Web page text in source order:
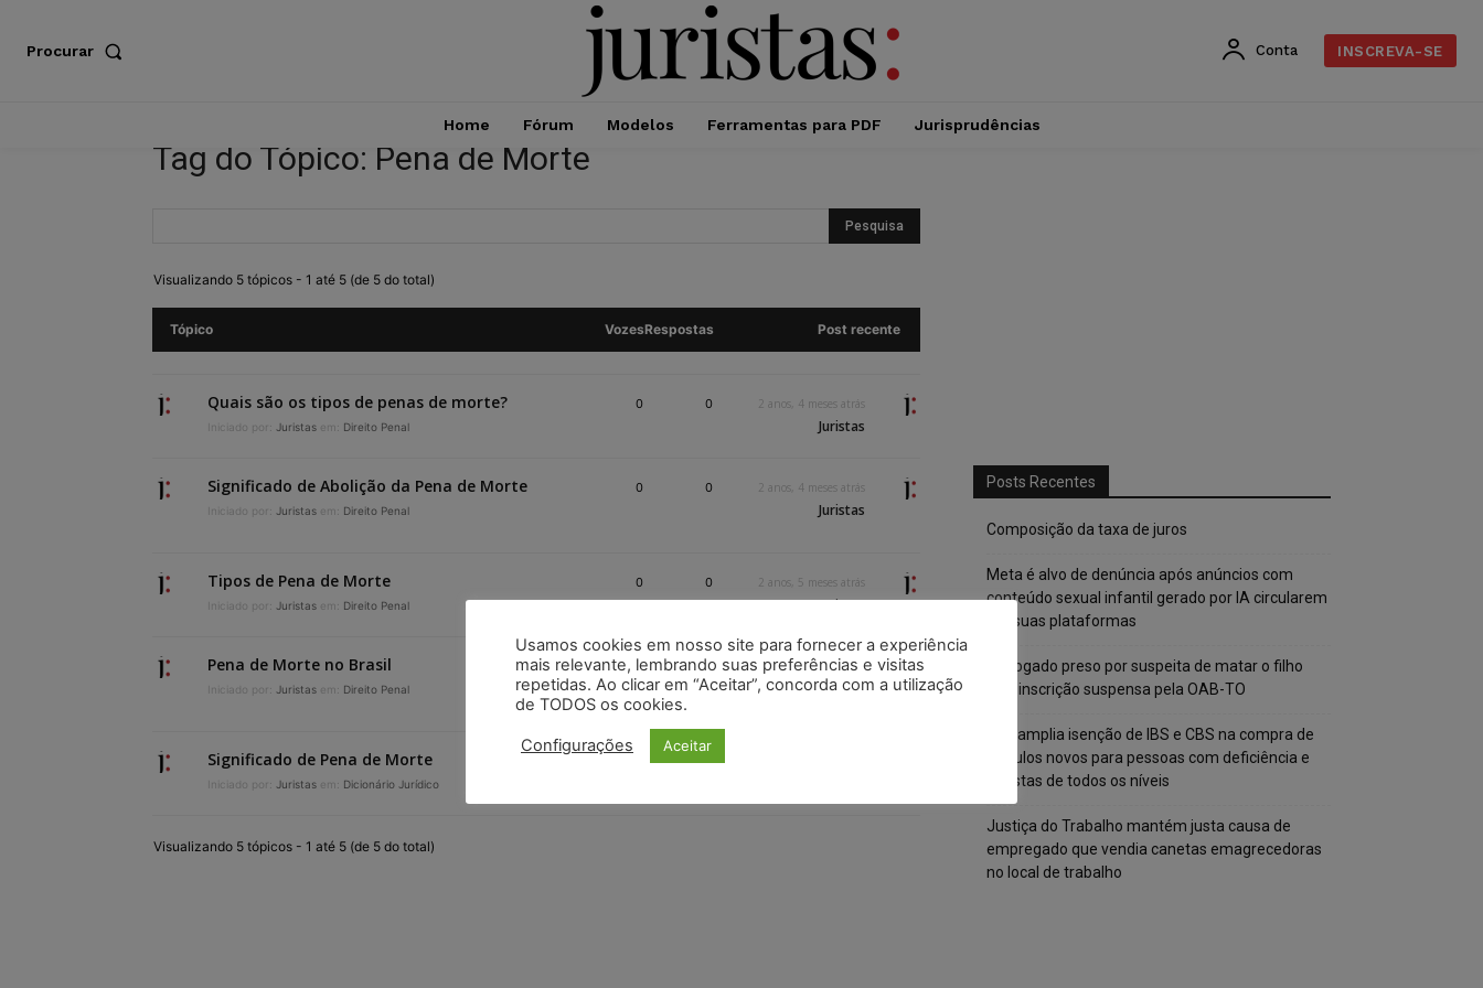
Procurar Conta INSCREVA-SE
Home Fórum Modelos Ferramentas para PDF Jurisprudências
Tag do Tópico: Pena de Morte
Visualizando 5 tópicos - 1 até 5 (de 5 do total)
Tópico VozesRespostas Post recente
Quais são os tipos de penas de morte?
Iniciado por: Juristas em: Direito Penal
0 0 2 anos, 4 meses atrás
Juristas
Significado de Abolição da Pena de Morte
Iniciado por: Juristas em: Direito Penal
0 0 2 anos, 4 meses atrás
Juristas
Tipos de Pena de Morte
Iniciado por: Juristas em: Direito Penal
0 0 2 anos, 5 meses atrás
Juristas
Pena de Morte no Brasil
Iniciado por: Juristas em: Direito Penal
0 0 2 anos, 5 meses atrás
Juristas
Significado de Pena de Morte
Iniciado por: Juristas em: Dicionário Jurídico
0
Visualizando 5 tópicos - 1 até 5 (de 5 do total)
Posts Recentes
Composição da taxa de juros
Meta é alvo de denúncia após anúncios com
conteúdo sexual infantil gerado por IA circularem
em suas plataformas
Advogado preso por suspeita de matar o filho
tem inscrição suspensa pela OAB-TO
STF amplia isenção de IBS e CBS na compra de
veículos novos para pessoas com deficiência e
autistas de todos os níveis
Justiça do Trabalho mantém justa causa de
empregado que vendia canetas emagrecedoras
no local de trabalho
Usamos cookies em nosso site para fornecer a experiência
mais relevante, lembrando suas preferências e visitas
repetidas. Ao clicar em “Aceitar”, concorda com a utilização
de TODOS os cookies.
Configurações Aceitar